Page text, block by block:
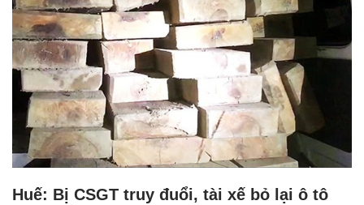
Huế: Bị CSGT truy đuổi, tài xế bỏ lại ô tô